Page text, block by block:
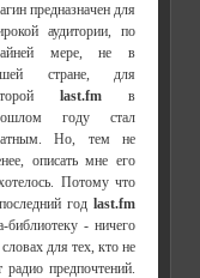
предназначен для
аудитории, по
мере, не в
стране, для
last.fm в
году стал
Но, тем не
описать мне его
Потому что
год last.fm
- ничего
для тех, кто не
радио предпочтений.